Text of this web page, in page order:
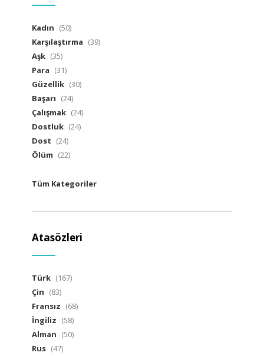
Kadın (50)
Karşılaştırma (39)
Aşk (35)
Para (31)
Güzellik (30)
Başarı (24)
Çalışmak (24)
Dostluk (24)
Dost (24)
Ölüm (22)
Tüm Kategoriler
Atasözleri
Türk (167)
Çin (83)
Fransız (68)
İngiliz (58)
Alman (50)
Rus (47)